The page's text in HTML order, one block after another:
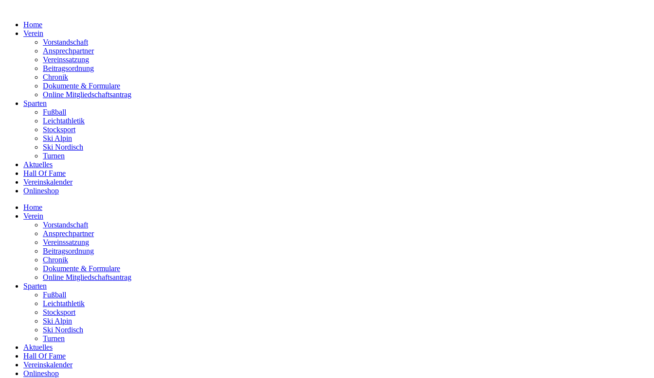
springenHome
Verein
Vorstandschaft
Ansprechpartner
Vereinssatzung
Beitragsordnung
Chronik
Dokumente & Formulare
Online Mitgliedschaftsantrag
Sparten
Fußball
Leichtathletik
Stocksport
Ski Alpin
Ski Nordisch
Turnen
Aktuelles
Hall Of Fame
Vereinskalender
Onlineshop
Home
Verein
Vorstandschaft
Ansprechpartner
Vereinssatzung
Beitragsordnung
Chronik
Dokumente & Formulare
Online Mitgliedschaftsantrag
Sparten
Fußball
Leichtathletik
Stocksport
Ski Alpin
Ski Nordisch
Turnen
Aktuelles
Hall Of Fame
Vereinskalender
Onlineshop